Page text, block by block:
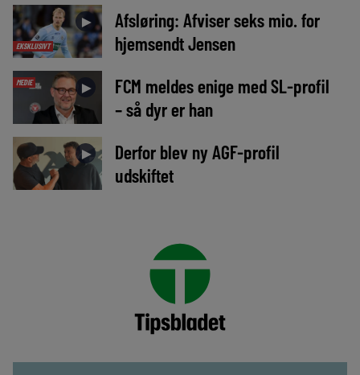
EKSKLUSIVT
►
Afsløring: Afviser seks mio. for
hjemsendt Jensen
MEDIE ►
FCM meldes enige med SL-profil
– så dyr er han
►
Derfor blev ny AGF-profil
udskiftet